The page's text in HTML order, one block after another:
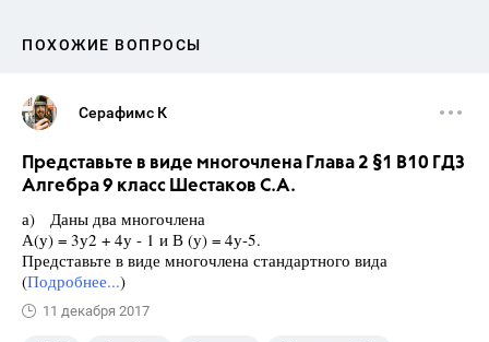
ПОХОЖИЕ ВОПРОСЫ
Серафимс К
Представьте в виде многочлена Глава 2 §1 B10 ГДЗ
Алгебра 9 класс Шестаков С.А.
а) Даны два многочлена
А(у) = 3у2 + 4у - 1 и В (у) = 4у-5.
Представьте в виде многочлена стандартного вида
(Подробнее...)
11 декабря 2017